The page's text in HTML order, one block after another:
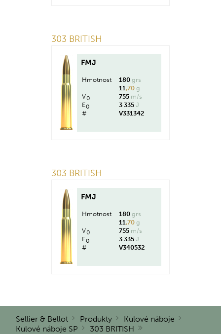
303 BRITISH
FMJ
Hmotnost 180 grs
11 ,70 g
V0 755 m/s
E0 3 335 J
#
V331342
303 BRITISH
FMJ
Hmotnost 180 grs
11 ,70 g
V0 755 m/s
E0 3 335 J
#
V340532
Sellier & Bellot Produkty
Kulové náboje
Kulové náboje SP
303 BRITISH